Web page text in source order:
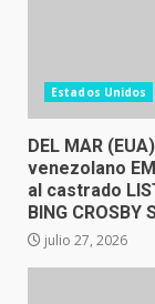
Estados Unidos
DEL MAR
venezolano
al castrado
BING CROSBY
julio 27, 2026